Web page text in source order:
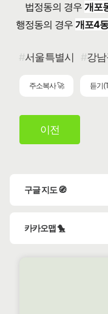
법정동의 경우 개포
행정동의 경우 개포4
서울특별시 강
주소복사 🚀 듣기
이전
구글 지도 🧭
카카오맵 🐤